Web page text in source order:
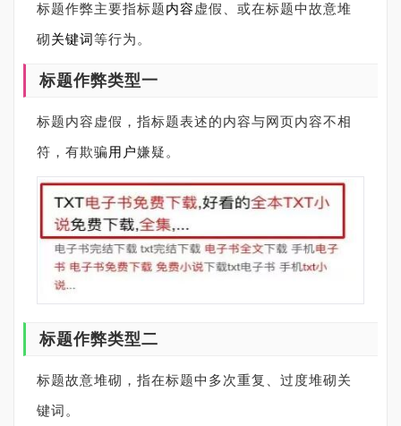
标题作弊主要指标题内容 虚假、或在标题中故意堆
砌关键词等行为。
标题作弊类型一
标题内容虚假，指标题表述的内容与网页内容不相
符，有欺骗用户嫌疑。
标题作弊类型二
标题故意堆砌，指在标题中多次重复、过度堆砌关
键词。